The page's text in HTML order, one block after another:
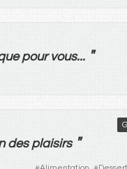
pour vous... "
des plaisirs "